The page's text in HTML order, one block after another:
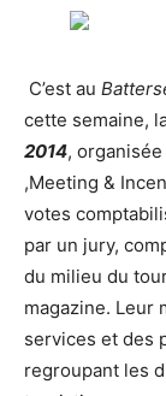
C’est au
cette semaine,
2014,
,Meeting &
votes
par un jury,
du milieu du
magazine. Leur
services et des
regroupant les